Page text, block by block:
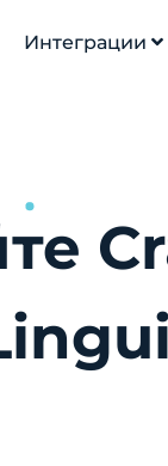
Интеграции